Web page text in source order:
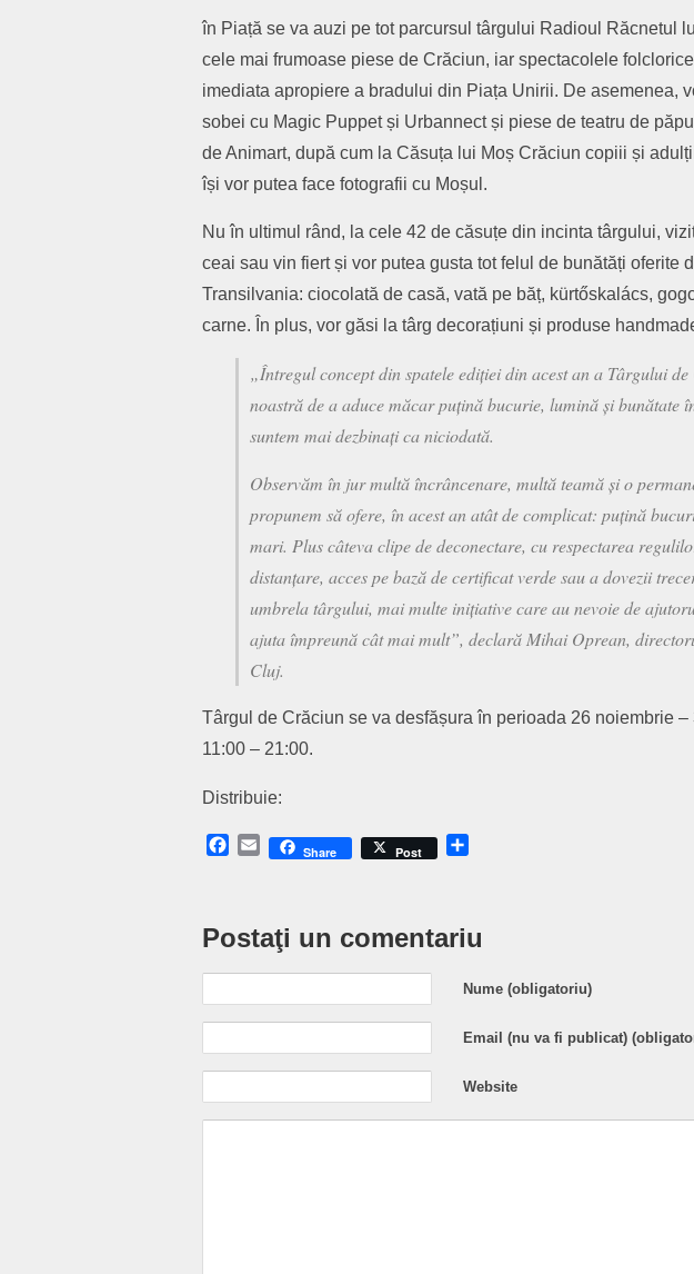
în Piață se va auzi pe tot parcursul târgului Radioul Răcnetul
cele mai frumoase piese de Crăciun, iar spectacolele
imediata apropiere a bradului din Piața Unirii. De asemenea,
sobei cu Magic Puppet și Urbannect și piese de teatru de
de Animart, după cum la Căsuța lui Moș Crăciun copiii și
își vor putea face fotografii cu Moșul.
Nu în ultimul rând, la cele 42 de căsuțe din incinta târgului,
ceai sau vin fiert și vor putea gusta tot felul de bunătăți oferite
Transilvania: ciocolată de casă, vată pe băț, kürtőskalács,
carne. În plus, vor găsi la târg decorațiuni și produse
„Întregul concept din spatele ediției din acest an a Târgului
noastră de a aduce măcar puțină bucurie, lumină și bunătate
suntem mai dezbinați ca niciodată.
Observăm în jur multă încrâncenare, multă teamă și o
propunem să ofere, în acest an atât de complicat: puțină
mari. Plus câteva clipe de deconectare, cu respectarea
distanțare, acces pe bază de certificat verde sau a dovezii
umbrela târgului, mai multe inițiative care au nevoie de
ajuta împreună cât mai mult”, declară Mihai Oprean,
Cluj.
Târgul de Crăciun se va desfășura în perioada 26 noiembrie
11:00 – 21:00.
Distribuie:
Facebook
EmailShare Post
Postaţi un comentariu
Nume (obligatoriu)
Email (nu va fi publicat)
Website